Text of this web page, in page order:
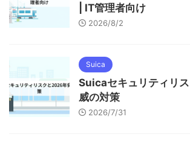
| IT管理者向け
2026/8/2
Suica
Suicaセキュリティリ
威の対策
2026/7/31